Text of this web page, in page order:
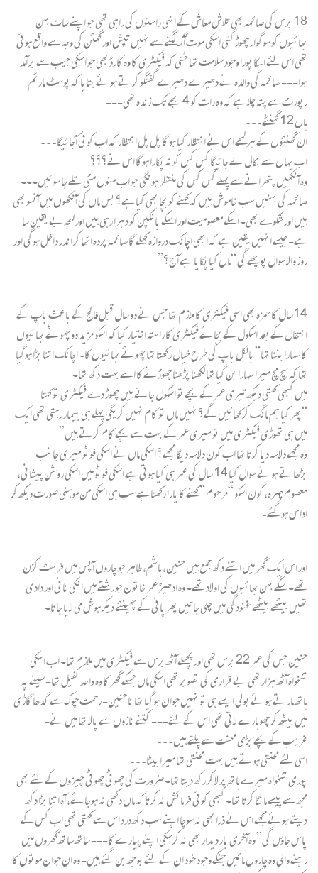
18 برس کی صائمہ بھی تلاش معاش کے انہی راستوں کی راہی تھی جو اپنے سات بہن
بھائیوں کو سوگوار چھوڑ گئی اسکی موت آگ لگنے سے نہیں تپش اور گھٹن کی وجہ سے واقع ہوئی
تھی اس لئے اسکا پورا وجود سلامت تھا حتٰی کہ فیکٹری کا وہ کارڈ بھی جو اسکی جیب سے بر آمد
ہوا۔۔۔ صائمہ کی والدہ نے دھیرے دھیرے گفتگو کرتے ہوئے بتایا کہ پوسٹ مارٹم
رپورٹ سے پتہ چلا ہے کہ وہ رات کو 4 بجے تک زندہ تھی۔۔۔
ہاں 12 گھنٹے۔۔۔
ان گھنٹوں کے ہر لمحے اس نے انتظار کیا ہو گا پل پل انتظار کہ اب کوئی آجائیگا۔۔۔
اب یہاں سے نکال لے جائیگا کس کس کو نہ پکارا ہوگا اس نے؟؟؟
وہ آنکھیں پتھرانے سے پہلے کس کس کی منتظر ہونگی جو اب منوں مٹی تلے جا سوئیں۔۔۔
صائمہ کی بہنیں سب خاموش ہیں کہ کہنے کو بچا بھی کیا ہے؟ بس ماں کی آنکھوں میں آنسو بھی
ہیں اور شکوے بھی۔ اسکے معصومیت اور اسکے بانکپن کو دہرا رہی ہیں اور لہجہ بے یقین سا
ہے۔ جیسے انہیں یقین ہے کہ ابھی اچانک دروازہ کھلے گا صائمہ پردہ اٹھا کر اندر داخل ہوگی اور
روز والا سوال پوچھے گی “ماں کیا پکایا ہے آج؟”
14سال کا حمزہ بھی اسی فیکٹری کا ملازم تھا جس نے دو سال قبل فالج کے باعث باپ کے
انتقال کے بعد اسکول کے بجائے فیکٹری کا راستہ اختیار کیا کہ اسکو مزید دو چھوٹے بھائیوں
کا سہارا بننا تھا” بالکل باپ کی طرح خیال رکھتا تھا چھوٹے بھائیوں کا۔ اچانک اتنا بڑا ہوگیا
تھا کہ سچ مچ میرا سہارا بن گیا تھا لکھنا پڑھنا چھوڑنے کا اسے بہت دکھ تھا۔
میں کبھی کہتی دیکھ تیری عمر کے بچے تو اسکول جاتے ہیں چھوڑ دے فیکٹری تو کہتا
“پھر کیا ہم مانگ کر کھائیں گے؟ نہیں ماں تو کام نہیں کریگی پہلے ہی بیمار رہتی تھی ایک
میں ہی تھوڑی فیکٹری میں تو میری عمر کے بہت سے بچے کام کرتے ہیں”
وہ مجھے دلاسہ دیا کرتا تھا اب کون دلاسہ دیگا مجھے؟ اسکی ماں نے اسکی فوٹو میری جانب
بڑھاتے ہوئے سوال کیا 14 سال کی عمر ہی کیا ہوتی ہے اسکی فوٹو میں اسکی روشن پیشانی،
معصوم چہرہ، کون اسکو “مرحوم ” کہنے کا یارا رکھتا ہے سب ہی اسکی من موہنی صورت دیکھ کر
اداس ہو گئے۔
اور اس ایک گھر میں اتنے دکھ جمع ہیں حنین، ہاشم، طاہر جو چاروں آپس میں فرسٹ کزن
تھے۔ سگے بہن بھائیوں کی اولاد تھے۔ وہ ادھیڑ عمر خاتون جو رشتے میں انکی نانی اور دادی
تھیں بیٹھے بیٹھے غنودگی میں چلی جاتیں پھر پانی کے چھینٹے دیکر ہوش می لایا جاتا۔
حنین جس کی عمر 22 برس تھی اور پچھلے آٹھ برس سے فیکٹری میں ملازم تھا۔ اب اسکی
تنخواہ آٹھ ہزار تھی بے قراری کی تصویر تھی اسکی ماں جسکے گھر کا وہ واحد کفیل تھا۔ سینے پہ
ہاتھ مارتے ہوئے بولی ایسے ہی تو نہیں جوان ہوگیا تھا نا حنین۔ رحمت چوک سے گدھا گاڑی
میں بیٹھ کر چھوہارے لاتی تھی اس کے لئے۔۔۔ کتنے نازوں سے پالا تھا میں نے۔
غریب کے بچے بڑی محنت سے پلتے ہیں۔۔۔
اسی لئے محنتی ہوتے ہیں بہت محنتی تھا میرا بیٹا۔۔۔
پوری تنخواہ میرے ہاتھ پر لا کر رکھ دیتا تھا۔ ضرورت کی چھوٹی چھوٹی چیزوں کے لئے بھی
مجھ سے پیسے مانگا کرتا تھا۔ کبھی کوئی فرمائش نہ کرتا کہ ماں دکھی نہ ہوجائے، آہ اتنا بڑا دکھ
دیتے ہوئے مجھے اس نے ذرا بھی نہ سوچا اپنے سب دکھ درد اس سے کہتی تھی اب کس کے
پاس جاؤں گی” وہ آخری بار دیدار بھی نہ کرسکی اپنے پیارے کا۔۔۔ ساتھ ساتھ گھروں میں
رہنے والی وہ چاروں مائیں جنکے وجود خود ان کے لئے بوجھ بن گئے ہیں۔ وہ ان جوان موتوں کا